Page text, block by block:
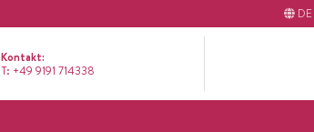
DE
Kontakt:
T: +49 9191 714338